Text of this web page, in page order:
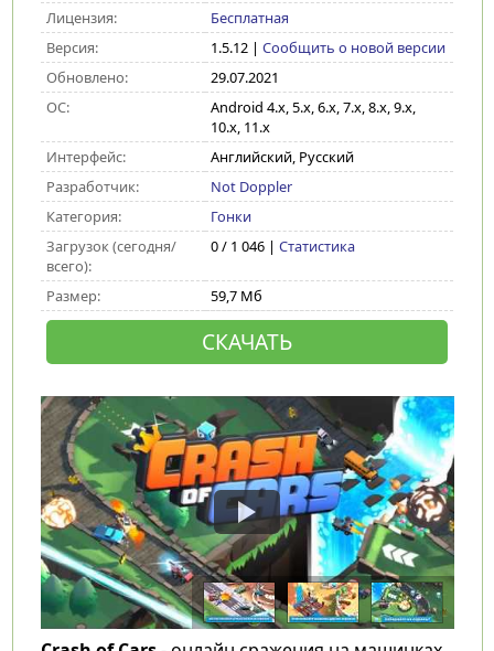
Лицензия:
Бесплатная
Версия:
1.5.12| Сообщить о новой версии
Обновлено:
29.07.2021
ОС:
Android 4.x, 5.x, 6.x, 7.x, 8.x, 9.x,
10.x, 11.x
Интерфейс:
Английский, Русский
Разработчик:
Not Doppler
Категория:
Гонки
Загрузок (сегодня/
всего):
0 / 1 046 | Статистика
Размер: 59,7 Мб
СКАЧАТЬ